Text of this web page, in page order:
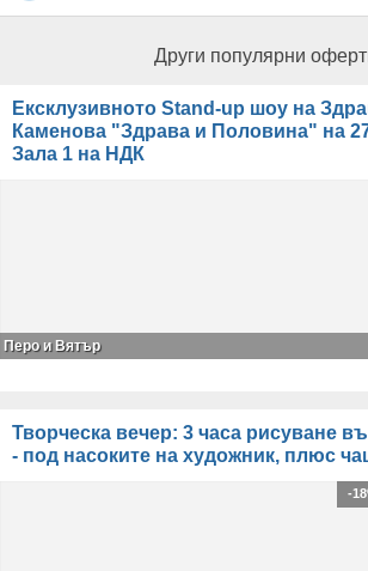
Други популярни
Ексклузивното Stand-up шоу на
Каменова "Здрава и Половина" на
Зала 1 на НДК
Перо и Вятър
Творческа вечер: 3 часа рисуване
- под насоките на художник, плюс
-